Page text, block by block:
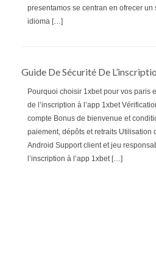
presentamos se centran en ofrecer un
idioma […]
Guide De Sécurité De
Pourquoi choisir 1xbet pour vos paris
de l’inscription à l’app 1xbet
compte Bonus de bienvenue et
paiement, dépôts et retraits Utilisation
Android Support client et jeu
l’inscription à l’app 1xbet […]